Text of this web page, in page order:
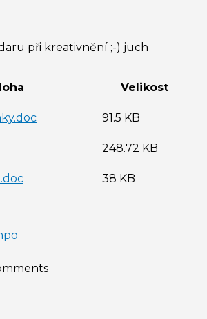
při kreativnění ;-) juch
Velikost
91.5 KB
248.72 KB
38 KB